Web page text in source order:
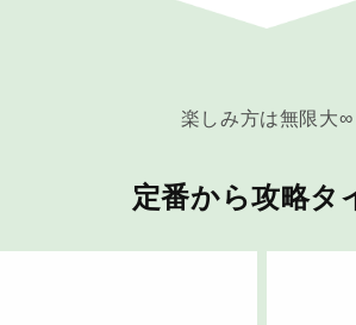
楽しみ方は無限大∞
定番から攻略タ